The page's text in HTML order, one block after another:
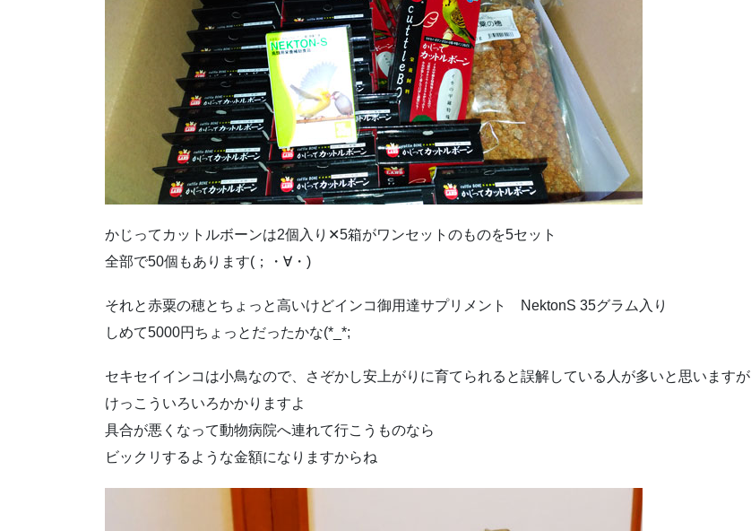
かじってカットルボーンは2個入り✕5箱がワンセットのものを5セット
全部で50個もあります(；・∀・)
それと赤粟の穂とちょっと高いけどインコ御用達サプリメント NektonS 35グラム入り
しめて5000円ちょっとだったかな(*_*;
セキセイインコは小鳥なので、さぞかし安上がりに育てられると誤解している人が多いと思いますが
けっこういろいろかかりますよ
具合が悪くなって動物病院へ連れて行こうものなら
ビックリするような金額になりますからね